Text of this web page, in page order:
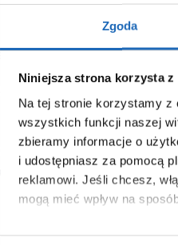
Zgoda
Niniejsza strona korzysta
Na tej stronie korzystamy z
wszystkich funkcji naszej
zbieramy informacje o
i udostępniasz za pomocą
reklamowi. Jeśli chcesz,
mogą mieć wpływ na
Aby uzyskać więcej
główna, biura
90
dyspozycji od
Poznań-Koninko: